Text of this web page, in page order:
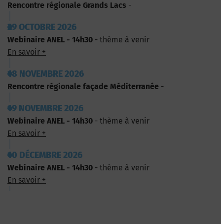
Rencontre régionale Grands Lacs -
29 OCTOBRE 2026
Webinaire ANEL - 14h30 - thème à venir
En savoir +
18 NOVEMBRE 2026
Rencontre régionale façade Méditerranée -
19 NOVEMBRE 2026
Webinaire ANEL - 14h30 - thème à venir
En savoir +
10 DÉCEMBRE 2026
Webinaire ANEL - 14h30 - thème à venir
En savoir +